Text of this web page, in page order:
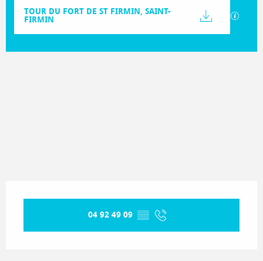
TOUR DU FORT DE ST FIRMIN, SAINT-
FIRMIN
04 92 49 09 ▒▒